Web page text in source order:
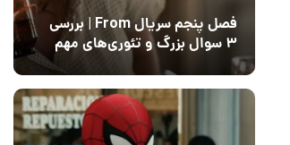
فصل پنجم سریال From | بررسی
۳ سوال بزرگ و تئوری‌های مهم
12 مرداد 1405